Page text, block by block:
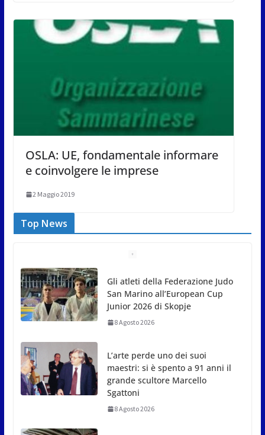
OSLA: UE, fondamentale informare
e coinvolgere le imprese
2 Maggio 2019
Top News
Gli atleti della Federazione Judo
San Marino all’European Cup
Junior 2026 di Skopje
8 Agosto 2026
L’arte perde uno dei suoi
maestri: si è spento a 91 anni il
grande scultore Marcello
Sgattoni
8 Agosto 2026